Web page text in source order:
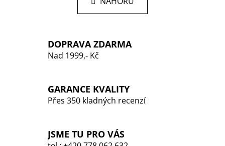
á
d
c
í
v
k
y
ý
p
í
DOPRAVA ZDARMA
Nad 1999,- Kč
GARANCE KVALITY
Přes 350 kladných recenzí
JSME TU PRO VÁS